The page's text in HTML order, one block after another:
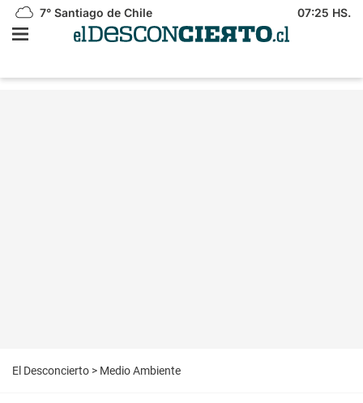
7° Santiago de Chile 07:25 HS.
El Desconcierto > Medio Ambiente